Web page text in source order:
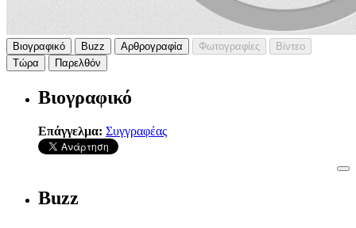
Βιογραφικό Buzz Αρθρογραφία Φωτογραφίες
Βίντεο
Τώρα
Παρελθόν
Βιογραφικό
Επάγγελμα: Συγγραφέας
Buzz